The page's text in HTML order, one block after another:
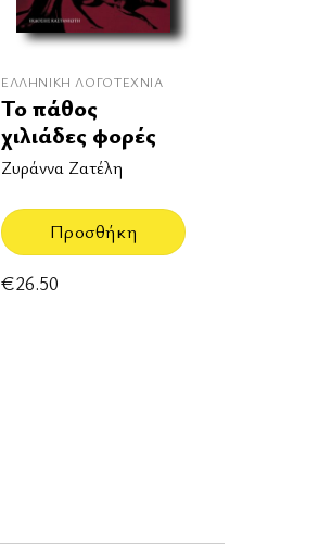
ΕΛΛΗΝΙΚΉ ΛΟΓΟΤΕΧΝΊΑ
Το πάθος
χιλιάδες φορές
Ζυράννα Ζατέλη
Προσθήκη
€26.50